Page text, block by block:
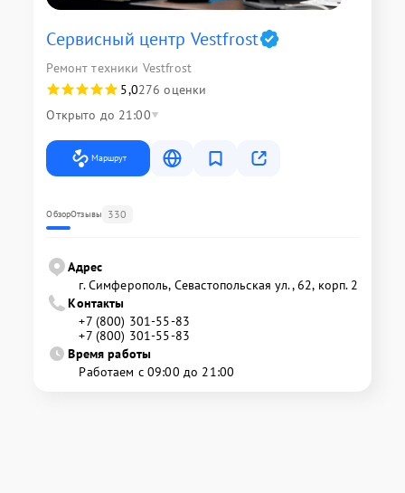
Сервисный центр Vestfrost
Ремонт техники Vestfrost
5,0276 оценки
Открыто до 21:00
Маршрут
ОбзорОтзывы 330
Адрес
г. Симферополь, Севастопольская ул., 62, корп. 2
Контакты
+7 (800) 301-55-83
+7 (800) 301-55-83
Время работы
Работаем с 09:00 до 21:00